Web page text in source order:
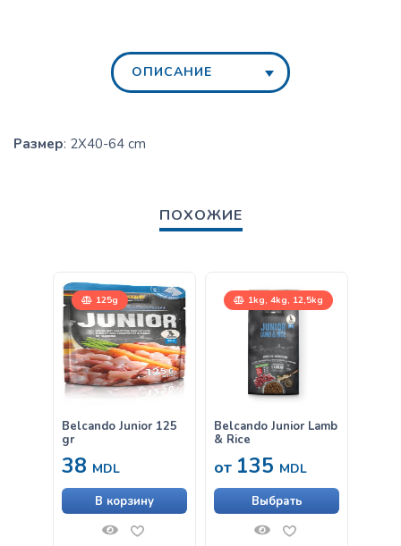
ОПИСАНИЕ
Размер: 2X40-64 cm
ПОХОЖИЕ
125g
Belcando Junior 125
gr
38 MDL
В корзину
1kg, 4kg, 12,5kg
Belcando Junior Lamb
& Rice
от 135 MDL
Выбрать